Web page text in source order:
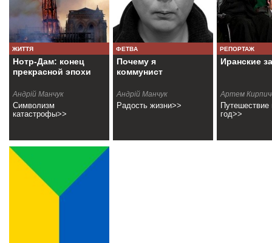
ЖИТТЯ
Нотр-Дам: конец
прекрасной эпохи
Андрій Манчук
Символизм
катастрофы>>
ФЕТВА
Почему я
коммунист
Андрій Манчук
Радость жизни>>
РЕПОРТАЖ
Иранские
Артем
Путешествие
год>>